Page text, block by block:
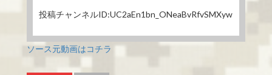
投稿チャンネルID:UC2aEn1bn_ONeaBvRfvSMXyw
ソース元動画はコチラ